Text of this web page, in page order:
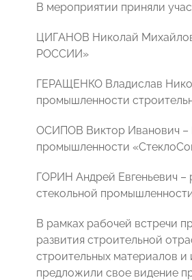
В мероприятии приняли
ЦИГАНОВ Николай
РОССИИ»
ГЕРАЩЕНКО Владислав
промышленности
ОСИПОВ Виктор Иванович –
промышленности
ГОРИН Андрей Евгеньевич –
стекольной
В рамках рабочей встречи
развития строительной
строительных материалов
предложили свое видение